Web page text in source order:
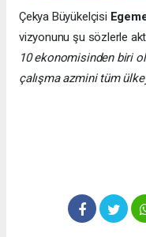
Çekya Büyükelçisi
vizyonunu şu sözlerle
10 ekonomisinden biri
çalışma azmini tüm